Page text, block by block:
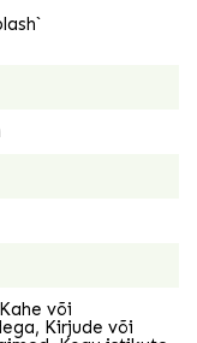
Kahe või
, Kirjude või